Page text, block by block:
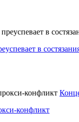
в
конфликт